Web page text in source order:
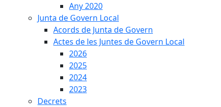
Any 2020
Junta de Govern Local
Acords de Junta de Govern
Actes de les Juntes de Govern Local
2026
2025
2024
2023
Decrets